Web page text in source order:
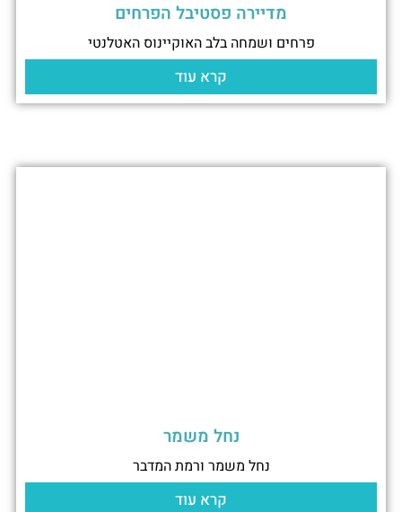
מדיירה פסטיבל הפרחים
פרחים ושמחה בלב האוקיינוס האטלנטי
קרא עוד
נחל משמר
נחל משמר ורמת המדבר
קרא עוד